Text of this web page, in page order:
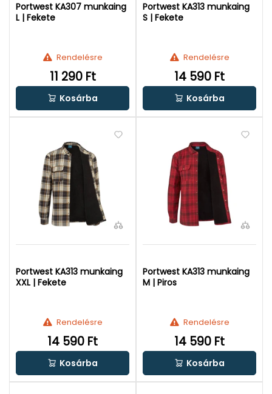
Portwest KA307 munkaing
L | Fekete
Rendelésre
11 290 Ft
Kosárba
Portwest KA313 munkaing
S | Fekete
Rendelésre
14 590 Ft
Kosárba
Portwest KA313 munkaing
XXL | Fekete
Rendelésre
14 590 Ft
Kosárba
Portwest KA313 munkaing
M | Piros
Rendelésre
14 590 Ft
Kosárba